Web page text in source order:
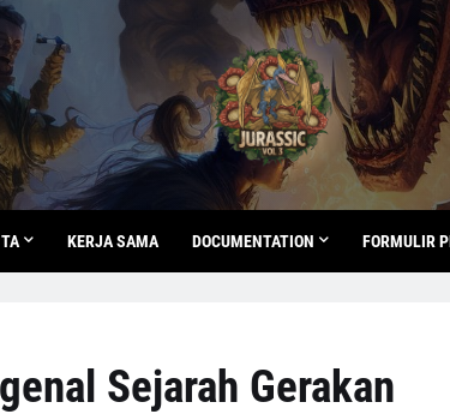
KERJA SAMA DOCUMENTATION FORMULIR
Sejarah Gerakan